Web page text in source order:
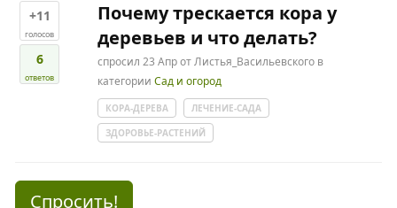
+11
голосов
6
ответов
Почему трескается кора у
деревьев и что делать?
спросил 23 АпротЛистья_Васильевского в
категорииСад и огород
КОРА-ДЕРЕВА
ЛЕЧЕНИЕ-САДА
ЗДОРОВЬЕ-РАСТЕНИЙ
Спросить!